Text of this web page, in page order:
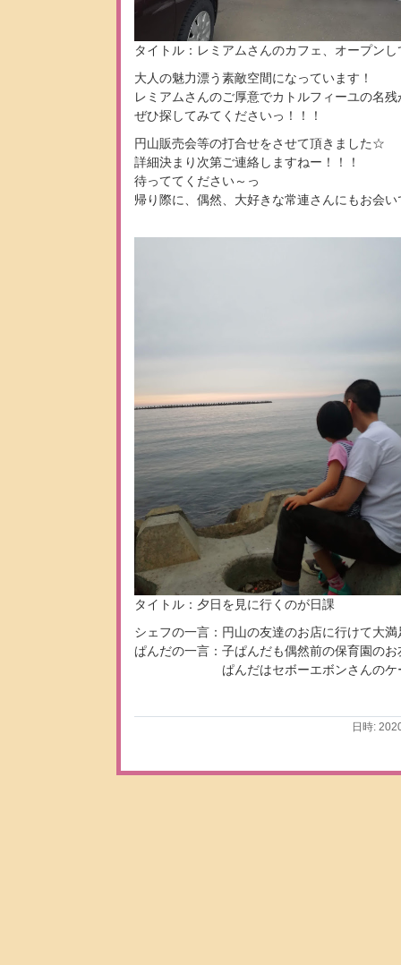
タイトル：レミアムさんのカフェ、オープンし
大人の魅力漂う素敵空間になっています！
レミアムさんのご厚意でカトルフィーユの名
ぜひ探してみてくださいっ！！！
円山販売会等の打合せをさせて頂きました☆
詳細決まり次第ご連絡しますねー！！！
待っててください～っ
帰り際に、偶然、大好きな常連さんにもお会
タイトル：夕日を見に行くのが日課
シェフの一言：円山の友達のお店に行けて大満
ぱんだの一言：子ぱんだも偶然前の保育園の
ぱんだはセボーエボンさんのケー
日時: